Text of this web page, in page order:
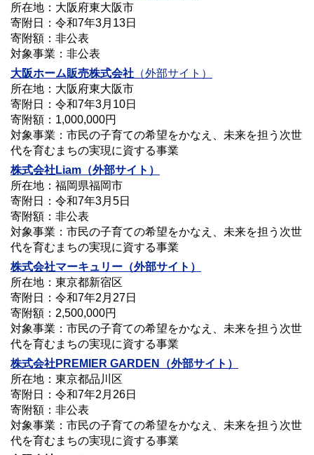
所在地：大阪府東大阪市
寄附日：令和7年3月13日
寄附額：非公表
対象事業：非公表
大阪ホーム販売株式会社 （外部サイト）
所在地：大阪府東大阪市
寄附日：令和7年3月10日
寄附額：1,000,000円
対象事業：市民の子育ての希望をかなえ、未来を担う次世
代を育むまちの実現に資する事業
株式会社Liam （外部サイト）
所在地：福岡県福岡市
寄附日：令和7年3月5日
寄附額：非公表
対象事業：市民の子育ての希望をかなえ、未来を担う次世
代を育むまちの実現に資する事業
株式会社マーキュリー （外部サイト）
所在地：東京都新宿区
寄附日：令和7年2月27日
寄附額：2,500,000円
対象事業：市民の子育ての希望をかなえ、未来を担う次世
代を育むまちの実現に資する事業
株式会社PREMIER GARDEN
（外部サイト）
所在地：東京都品川区
寄附日：令和7年2月26日
寄附額：非公表
対象事業：市民の子育ての希望をかなえ、未来を担う次世
代を育むまちの実現に資する事業